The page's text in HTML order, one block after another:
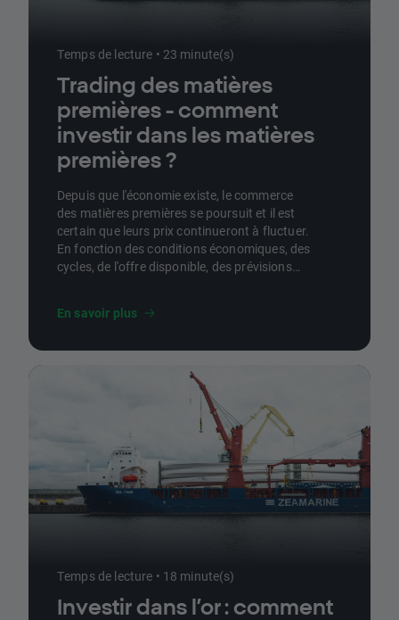
Temps de lecture • 23 minute(s)
Trading des matières
premières - comment
investir dans les matières
premières ?
Depuis que l'économie existe, le commerce
des matières premières se poursuit et il est
certain que leurs prix continueront à fluctuer.
En fonction des conditions économiques, des
cycles, de l'offre disponible, des prévisions
premières existe depuis des millénaires, à une
En savoir plus
Temps de lecture • 18 minute(s)
Investir dans l’or : comment